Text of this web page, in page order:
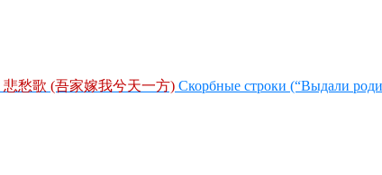
悲愁歌 (吾家嫁我兮天一方) Скорбные строки (“Выдали